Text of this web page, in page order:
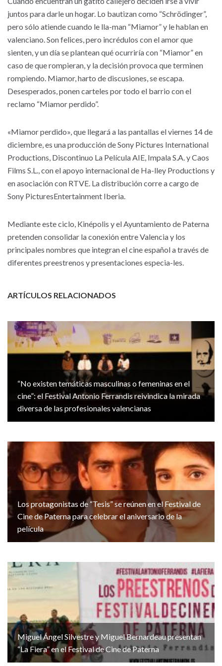
juntos para darle un hogar. Lo bautizan como “Schrödinger”,
pero sólo atiende cuando le lla-man “Miamor” y le hablan en
valenciano. Son felices, pero incrédulos con el amor que
sienten, y un día se plantean qué ocurriría con “Miamor” en
caso de que rompieran, y la decisión provoca que terminen
rompiendo. Miamor, harto de discusiones, se escapa.
Desesperados, ponen carteles por todo el barrio con el
reclamo “Miamor perdido”.
«Miamor perdido», que llegará a las pantallas el viernes 14 de
diciembre, es una producción de Sony Pictures International
Productions, Discontinuo La Película AIE, Impala S.A. y Caos
Films S.L., con el apoyo internacional de Ha-lley Productions y
en asociación con RTVE. La distribución corre a cargo de
Sony PicturesEntertainment Iberia.
Mediante este ciclo, Kinépolis y el Ayuntamiento de Paterna
pretenden consolidar la conexión entre Valencia y los
principales nombres que integran el cine español a través de
diferentes preestrenos y presentaciones especia-les.
ARTÍCULOS RELACIONADOS
“No existen temáticas masculinas o femeninas en el
cine”: el Festival Antonio Ferrandis reivindica la mirada
diversa de las profesionales valencianas
Los protagonistas de “Tesis” se reúnen en el Festival de
Cine de Paterna para celebrar el aniversario de la
película
Miguel Ángel Silvestre y Miguel Bernardeau presentan
“La Fiera” en el Festival de Cine de Paterna